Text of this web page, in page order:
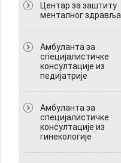
Центар за заштиту
менталног здравља
Амбуланта за
специјалистичке
консултације из
педијатрије
Амбуланта за
специјалистичке
консултације из
гинекологије